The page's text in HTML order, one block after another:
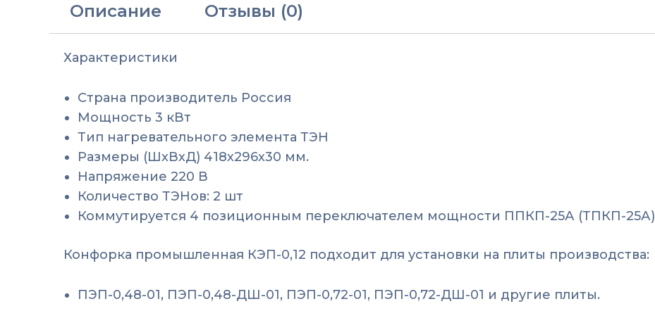
Описание Отзывы (0)
Характеристики
Страна производитель Россия
Мощность 3 кВт
Тип нагревательного элемента ТЭН
Размеры (ШхВхД) 418х296х30 мм.
Напряжение 220 В
Количество ТЭНов: 2 шт
Коммутируется 4 позиционным переключателем мощности ППКП-25А (ТПКП-25А)
Конфорка промышленная КЭП-0,12 подходит для установки на плиты производства:
ПЭП-0,48-01, ПЭП-0,48-ДШ-01, ПЭП-0,72-01, ПЭП-0,72-ДШ-01 и другие плиты.